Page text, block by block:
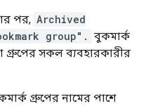
পর, Archived
group". বুকমার্ক
গ্রুপের সকল ব্যবহারকারীর
গ্রুপের নামের পাশে